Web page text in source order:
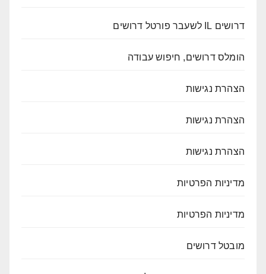
דרושים IL לשעבר פורטל דרושים
הומלס דרושים, חיפוש עבודה
הצהרת נגישות
הצהרת נגישות
הצהרת נגישות
מדיניות הפרטיות
מדיניות הפרטיות
מובטל דרושים